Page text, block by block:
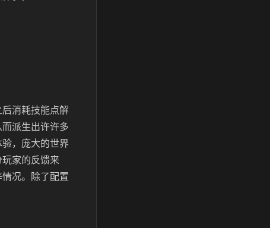
消耗技能点解
派生出许许多
，庞大的世界
家的反馈来
况。除了配置